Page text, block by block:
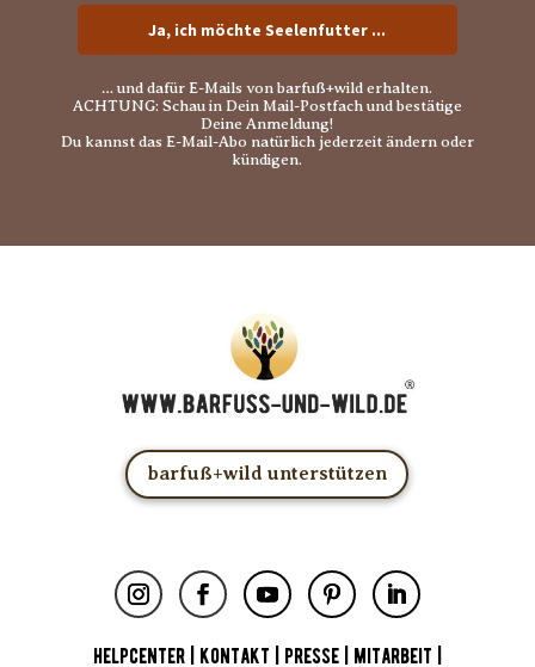
Ja, ich möchte Seelenfutter ...
… und dafür E-Mails von barfuß+wild erhalten.
ACHTUNG: Schau in Dein Mail-Postfach und bestätige
Deine Anmeldung!
Du kannst das E-Mail-Abo natürlich jederzeit ändern oder
kündigen.
barfuß+wild unterstützen
HELPCENTER| KONTAKT PRESSE| MITARBEIT